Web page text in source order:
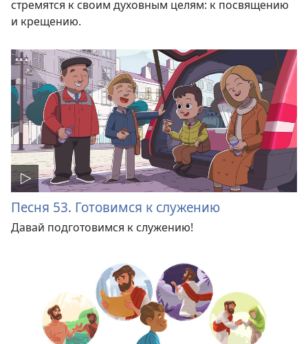
стремятся к своим духовным целям: к посвящению
и крещению.
Песня 53. Готовимся к служению
Давай подготовимся к служению!